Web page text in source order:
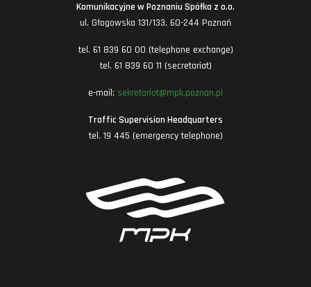
Komunikacyjne w Poznaniu Spółka z o.o.
ul. Głogowska 131/133, 60-244 Poznań
tel. 61 839 60 00 (telephone exchange)
tel. 61 839 60 11 (secretariat)
e-mail: sekretariat@mpk.poznan.pl
Traffic Supervision Headquarters
tel. 19 445 (emergency telephone)